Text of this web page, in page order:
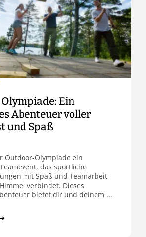
Ein
Abenteuer voller
und Spaß
Outdoor-Olympiade ein
das sportliche
mit Spaß und Teamarbeit
verbindet. Dieses
bietet dir und deinem ...